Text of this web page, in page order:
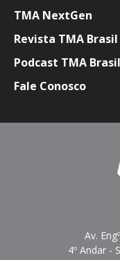
TMA NextGen
Revista TMA Brasil
Podcast TMA Brasil
Fale Conosco
Av.
4º Andar -